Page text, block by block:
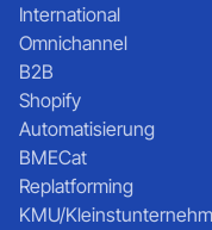
International
Omnichannel
B2B
Shopify
Automatisierung
BMECat
Replatforming
KMU/